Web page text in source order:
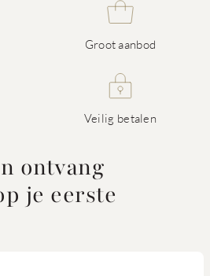
Groot aanbod
Veilig betalen
ontvang
je eerste